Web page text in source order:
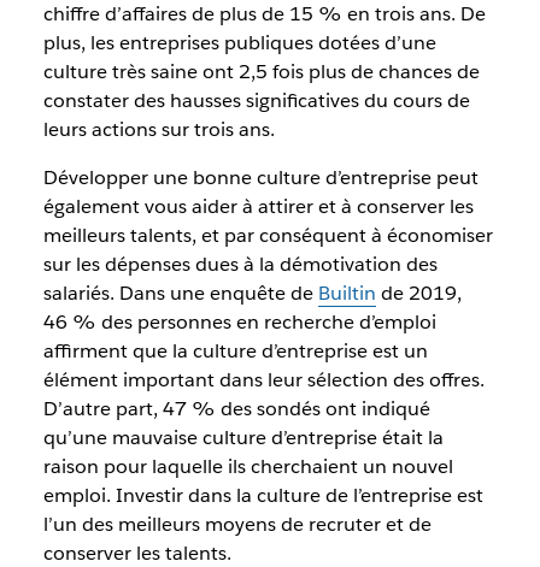
chiffre d’affaires de plus de 15 % en trois ans. De
plus, les entreprises publiques dotées d’une
culture très saine ont 2,5 fois plus de chances de
constater des hausses significatives du cours de
leurs actions sur trois ans.
Développer une bonne culture d’entreprise peut
également vous aider à attirer et à conserver les
meilleurs talents, et par conséquent à économiser
sur les dépenses dues à la démotivation des
salariés. Dans une enquête de Builtin de 2019,
46 % des personnes en recherche d’emploi
affirment que la culture d’entreprise est un
élément important dans leur sélection des offres.
D’autre part, 47 % des sondés ont indiqué
qu’une mauvaise culture d’entreprise était la
raison pour laquelle ils cherchaient un nouvel
emploi. Investir dans la culture de l’entreprise est
l’un des meilleurs moyens de recruter et de
conserver les talents.